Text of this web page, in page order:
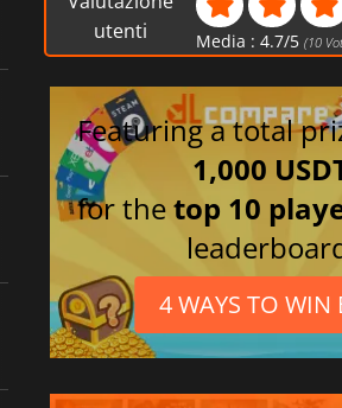
Portoghese
brasiliano
Tedesco
utenti
Media :4.7/5 (10
Featuring a total
1,000
for thetop 10
4 WAYS TO WIN